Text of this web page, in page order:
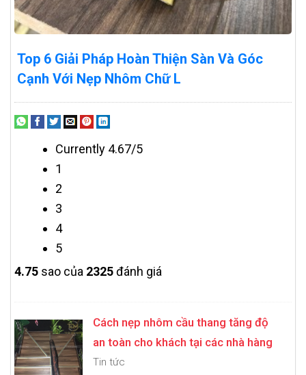
Top 6 Giải Pháp Hoàn Thiện Sàn Và Góc
Cạnh Với Nẹp Nhôm Chữ L
Currently 4.67/5
1
2
3
4
5
4.75 sao của 2325đánh giá
Cách nẹp nhôm cầu thang tăng độ
an toàn cho khách tại các nhà hàng
Tin tức